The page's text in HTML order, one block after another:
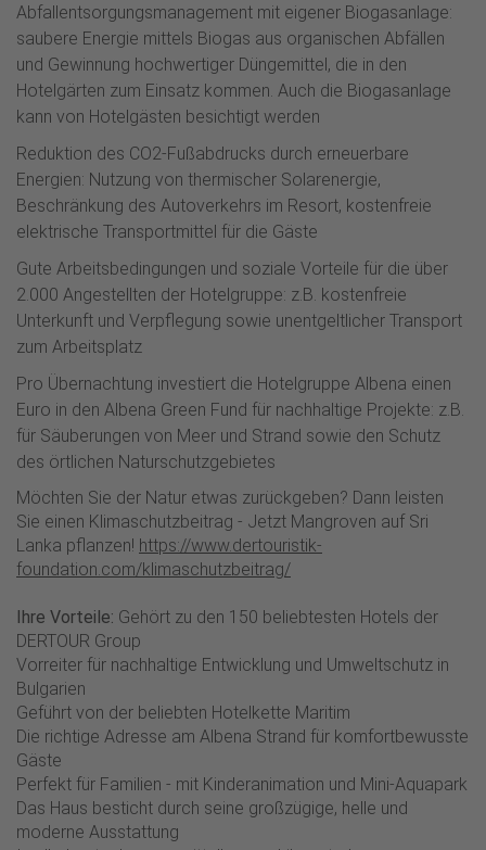
Abfallentsorgungsmanagement mit eigener Biogasanlage:
saubere Energie mittels Biogas aus organischen Abfällen
und Gewinnung hochwertiger Düngemittel, die in den
Hotelgärten zum Einsatz kommen. Auch die Biogasanlage
kann von Hotelgästen besichtigt werden
Reduktion des CO2-Fußabdrucks durch erneuerbare
Energien: Nutzung von thermischer Solarenergie,
Beschränkung des Autoverkehrs im Resort, kostenfreie
elektrische Transportmittel für die Gäste
Gute Arbeitsbedingungen und soziale Vorteile für die über
2.000 Angestellten der Hotelgruppe: z.B. kostenfreie
Unterkunft und Verpflegung sowie unentgeltlicher Transport
zum Arbeitsplatz
Pro Übernachtung investiert die Hotelgruppe Albena einen
Euro in den Albena Green Fund für nachhaltige Projekte: z.B.
für Säuberungen von Meer und Strand sowie den Schutz
des örtlichen Naturschutzgebietes
Möchten Sie der Natur etwas zurückgeben? Dann leisten
Sie einen Klimaschutzbeitrag - Jetzt Mangroven auf Sri
Lanka pflanzen! https://www.dertouristik-
foundation.com/klimaschutzbeitrag/
Ihre Vorteile: Gehört zu den 150 beliebtesten Hotels der
DERTOUR Group
Vorreiter für nachhaltige Entwicklung und Umweltschutz in
Bulgarien
Geführt von der beliebten Hotelkette Maritim
Die richtige Adresse am Albena Strand für komfortbewusste
Gäste
Perfekt für Familien - mit Kinderanimation und Mini-Aquapark
Das Haus besticht durch seine großzügige, helle und
moderne Ausstattung